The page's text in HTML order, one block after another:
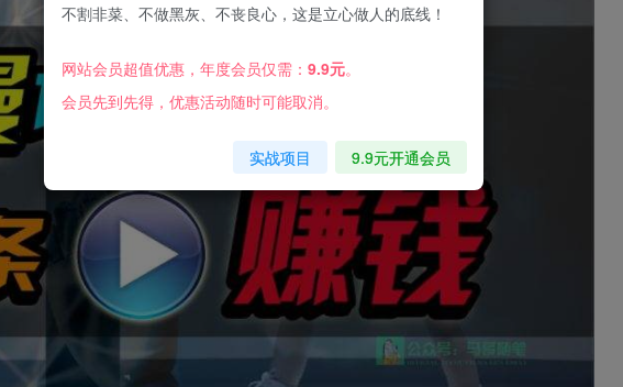
不割非菜、不做黑灰、不丧良心，这是立心做人的底线！
网站会员超值优惠，年度会员仅需： 9.9元。
会员先到先得，优惠活动随时可能取消。
实战项目 9.9元开通会员